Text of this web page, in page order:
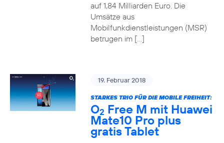
auf 1,84 Milliarden Euro. Die
Umsätze aus
Mobilfunkdienstleistungen (MSR)
betrugen im […]
19. Februar 2018
STARKES TRIO FÜR DIE MOBILE FREIHEIT:
O2 Free M mit Huawei
Mate10 Pro plus
gratis Tablet